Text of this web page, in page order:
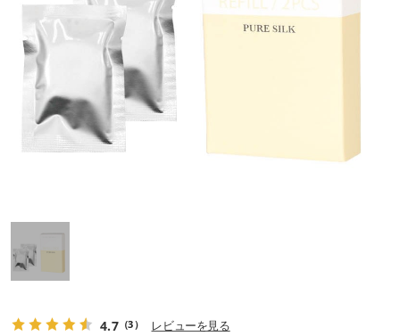
4.7（3） レビューを見る